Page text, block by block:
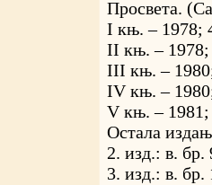
Просвета.
I књ. – 1978;
II књ. – 1978;
III књ. –
IV књ. –
V књ. – 1981;
Остала
2. изд.: в.
3. изд.: в.